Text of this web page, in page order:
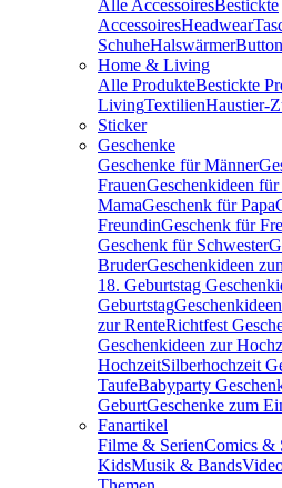
Alle AccessoiresBestickte
AccessoiresHeadwear
SchuheHalswärmer
Home & Living
Alle ProdukteBestickte
LivingTextilienHaustier-
Sticker
Geschenke
Geschenke für Männer
FrauenGeschenkideen
MamaGeschenk für Papa
FreundinGeschenk für
Geschenk für Schwester
BruderGeschenkideen
18. Geburtstag
Geburtstag
zur RenteRichtfest
Geschenkideen zur
HochzeitSilberhochzeit
TaufeBabyparty
GeburtGeschenke zum
Fanartikel
Filme & SerienComics &
KidsMusik & Bands